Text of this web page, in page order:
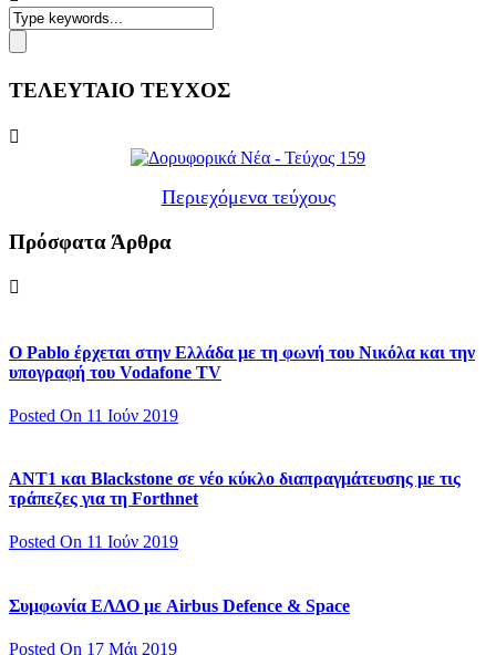
ΤΕΛΕΥΤΑΙΟ ΤΕΥΧΟΣ
Περιεχόμενα τεύχους
Πρόσφατα Άρθρα
Ο Pablo έρχεται στην Ελλάδα με τη φωνή του Νικόλα και την
υπογραφή του Vodafone TV
Posted On 11 Ιούν 2019
ΑΝΤ1 και Blackstone σε νέο κύκλο διαπραγμάτευσης με τις
τράπεζες για τη Forthnet
Posted On 11 Ιούν 2019
Συμφωνία ΕΛΔΟ με Airbus Defence & Space
Posted On 17 Μάι 2019